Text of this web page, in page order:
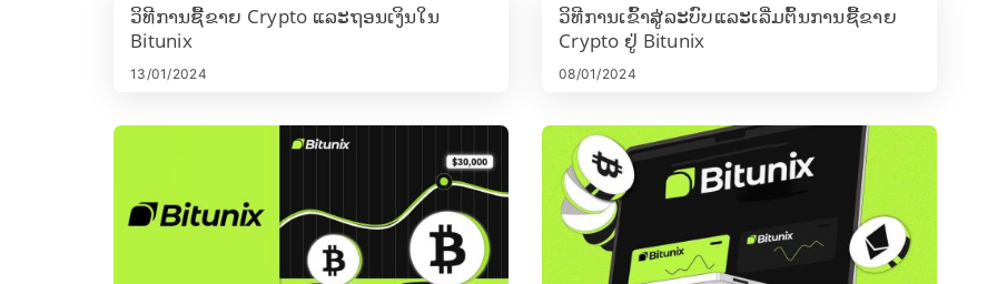
ວິທີການຊື້ຂາຍ Crypto ແລະຖອນເງິນໃນ
Bitunix
13/01/2024
ວິທີການເຂົ້າສູ່ລະບົບແລະເລີ່ມຕົ້ນການຊື້ຂາຍ
Crypto ຢູ່ Bitunix
08/01/2024